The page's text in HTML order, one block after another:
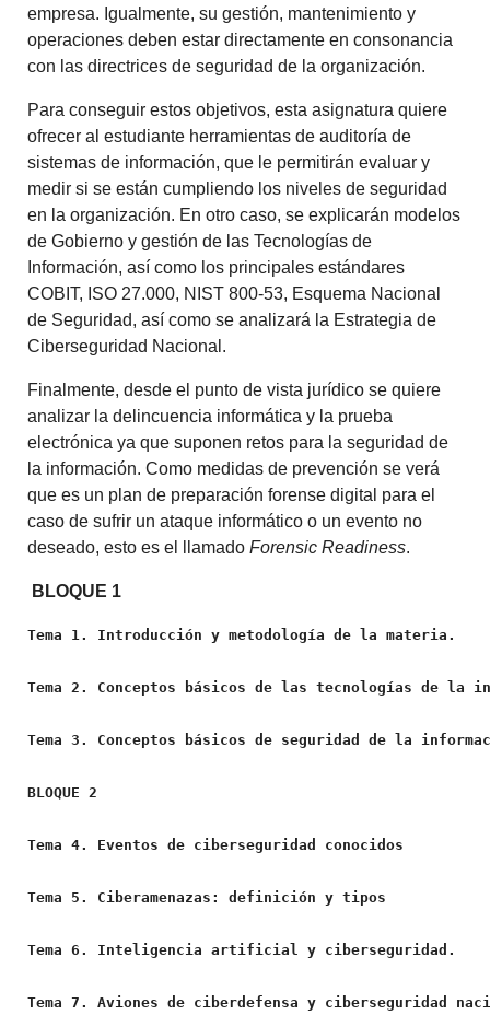
empresa. Igualmente, su gestión, mantenimiento y
operaciones deben estar directamente en consonancia
con las directrices de seguridad de la organización.
Para conseguir estos objetivos, esta asignatura quiere
ofrecer al estudiante herramientas de auditoría de
sistemas de información, que le permitirán evaluar y
medir si se están cumpliendo los niveles de seguridad
en la organización. En otro caso, se explicarán modelos
de Gobierno y gestión de las Tecnologías de
Información, así como los principales estándares
COBIT, ISO 27.000, NIST 800-53, Esquema Nacional
de Seguridad, así como se analizará la Estrategia de
Ciberseguridad Nacional.
Finalmente, desde el punto de vista jurídico se quiere
analizar la delincuencia informática y la prueba
electrónica ya que suponen retos para la seguridad de
la información. Como medidas de prevención se verá
que es un plan de preparación forense digital para el
caso de sufrir un ataque informático o un evento no
deseado, esto es el llamadoForensic Readiness.
BLOQUE 1
Tema 1. Introducción y metodología de la materia.
Tema 2. Conceptos básicos de las tecnologías de la
Tema 3. Conceptos básicos de seguridad de la
BLOQUE 2
Tema 4. Eventos de ciberseguridad conocidos
Tema 5. Ciberamenazas: definición y tipos
Tema 6. Inteligencia artificial y ciberseguridad.
Tema 7. Aviones de ciberdefensa y ciberseguridad